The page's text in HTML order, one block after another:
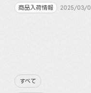
商品入荷情報 2025/03/
すべて